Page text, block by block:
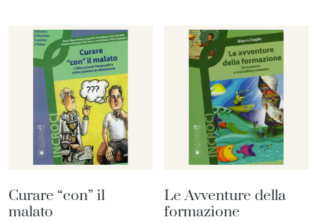
Curare “con” il
malato
Le Avventure della
formazione